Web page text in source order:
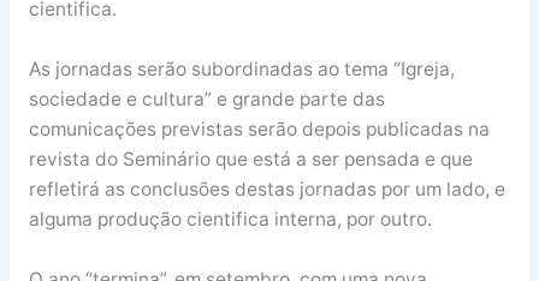
cientifica.
As jornadas serão subordinadas ao tema “Igreja,
sociedade e cultura” e grande parte das
comunicações previstas serão depois publicadas na
revista do Seminário que está a ser pensada e que
refletirá as conclusões destas jornadas por um lado, e
alguma produção cientifica interna, por outro.